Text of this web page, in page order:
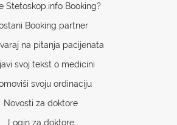
Stetoskop.info Booking?
Booking partner
na pitanja pacijenata
svoj tekst o medicini
svoju ordinaciju
Novosti za doktore
Login za doktore